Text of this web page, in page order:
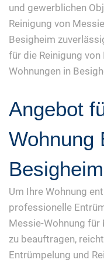
und gewerblichen
Reinigung von
Besigheim
für die Reinigung
Wohnungen in
Angebot
Wohnung
Besigheim
Um Ihre Wohnung
professionelle
Messie-Wohnung
zu beauftragen,
Entrümpelung und